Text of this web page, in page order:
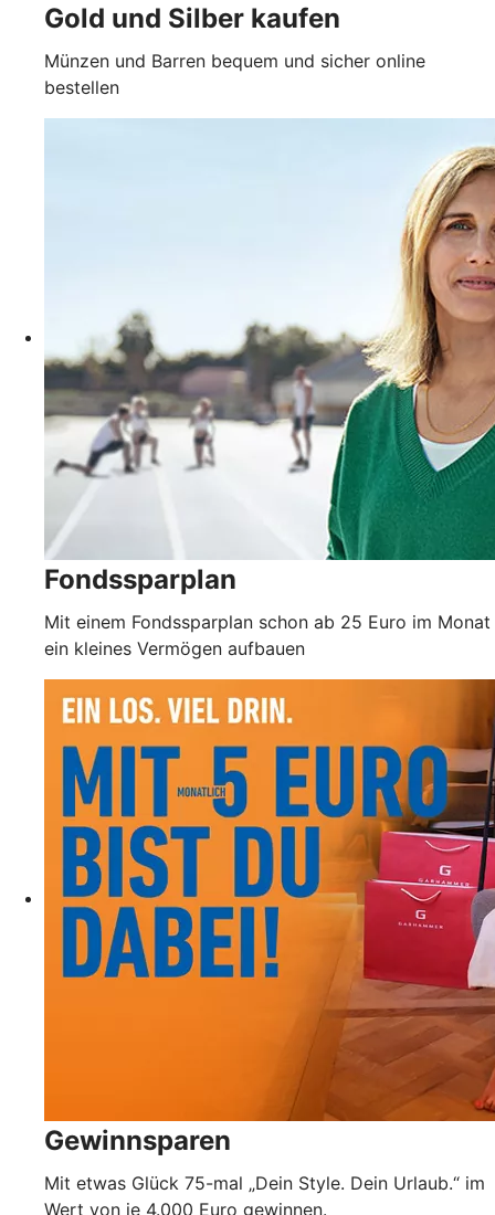
Gold und Silber kaufen
Münzen und Barren bequem und sicher online
bestellen
Fondssparplan
Mit einem Fondssparplan schon ab 25 Euro im Monat
ein kleines Vermögen aufbauen
Gewinnsparen
Mit etwas Glück 75-mal „Dein Style. Dein Urlaub.“ im
Wert von je 4.000 Euro gewinnen.